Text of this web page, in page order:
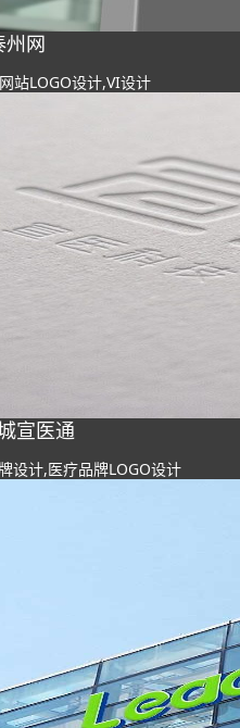
州网
站LOGO设计,VI设计
宣医通
设计,医疗品牌LOGO设计